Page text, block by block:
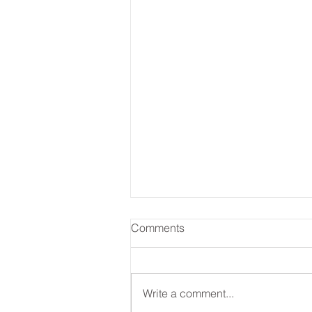
Comments
Write a comment...